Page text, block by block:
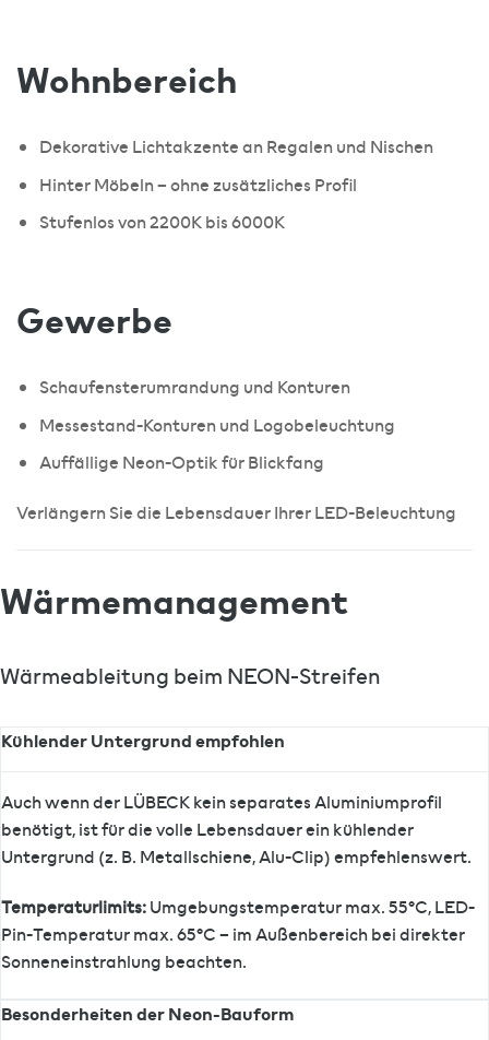
Wohnbereich
Dekorative Lichtakzente an Regalen und Nischen
Hinter Möbeln – ohne zusätzliches Profil
Stufenlos von 2200K bis 6000K
Gewerbe
Schaufensterumrandung und Konturen
Messestand-Konturen und Logobeleuchtung
Auffällige Neon-Optik für Blickfang
Verlängern Sie die Lebensdauer Ihrer LED-Beleuchtung
Wärmemanagement
Wärmeableitung beim NEON-Streifen
Kühlender Untergrund empfohlen
Auch wenn der LÜBECK kein separates Aluminiumprofil
benötigt, ist für die volle Lebensdauer ein kühlender
Untergrund (z. B. Metallschiene, Alu-Clip) empfehlenswert.
Temperaturlimits:Umgebungstemperatur max. 55°C, LED-
Pin-Temperatur max. 65°C – im Außenbereich bei direkter
Sonneneinstrahlung beachten.
Besonderheiten der Neon-Bauform